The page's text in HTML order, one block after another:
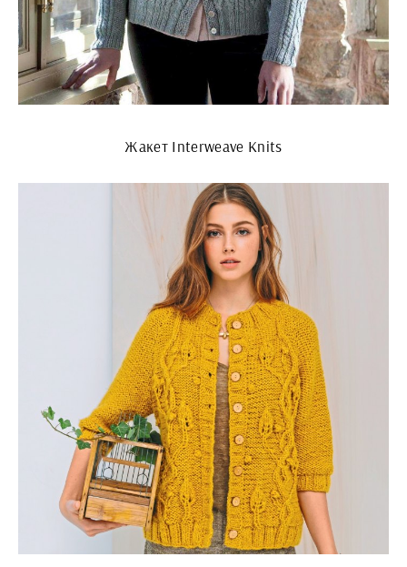
Жакет Interweave Knits